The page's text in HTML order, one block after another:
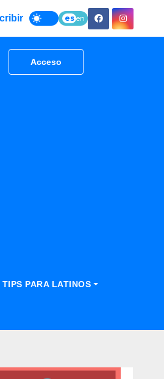
es en
Acceso
TIPS PARA LATINOS